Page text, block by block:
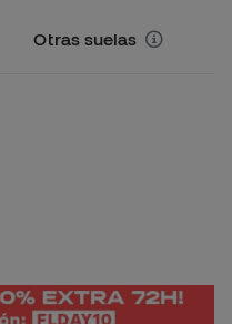
Otras suelas